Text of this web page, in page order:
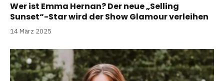
Wer ist Emma Hernan? Der neue „Selling
Sunset“-Star wird der Show Glamour verleihen
14 März 2025